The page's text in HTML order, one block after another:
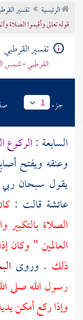
تراجم الأعلام
الرئيسية تفسير
قوله تعالى وأقيموا الصلاة
تفسير القرطبي
القرطبي - شمس
جزء 1
السابعة :الركوع
وعنقه ويفتح
يقول سبحان
عائشة قالت :
الصلاة
العالمين "
ذلك . وروى
رسول الله صلى
وإذا ركع أمكن